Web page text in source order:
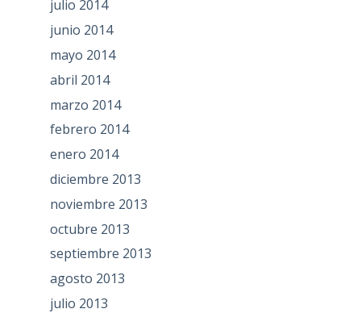
julio 2014
junio 2014
mayo 2014
abril 2014
marzo 2014
febrero 2014
enero 2014
diciembre 2013
noviembre 2013
octubre 2013
septiembre 2013
agosto 2013
julio 2013